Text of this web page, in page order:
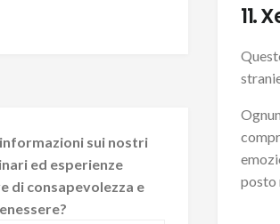
11.
posto
sui nostri
ed esperienze
di consapevolezza e